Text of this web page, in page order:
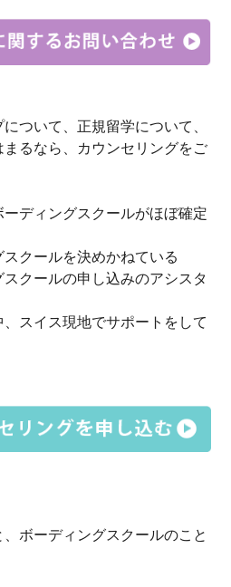
について、 正規留学について、
るなら、 カウンセリングをご
ーディングスクールがほぼ確定
スクールを決めかねている
スクールの申し込みのアシスタ
、スイス現地でサポートをして
ボーディングスクールのこと